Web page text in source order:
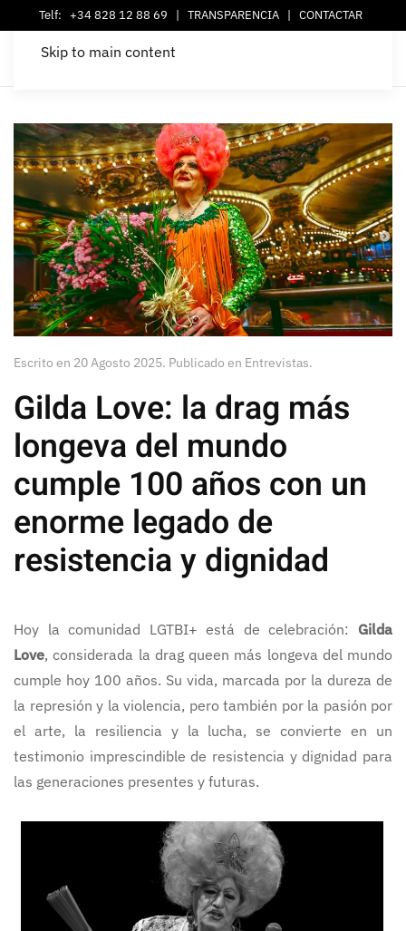
Telf: +34 828 12 88 69 | TRANSPARENCIA | CONTACTAR
Skip to main content
Escrito en 20 Agosto 2025. Publicado en Entrevistas.
Gilda Love: la drag más
longeva del mundo
cumple 100 años con un
enorme legado de
resistencia y dignidad
Hoy la comunidad LGTBI+ está de celebración: Gilda
Love, considerada la drag queen más longeva del mundo
cumple hoy 100 años. Su vida, marcada por la dureza de
la represión y la violencia, pero también por la pasión por
el arte, la resiliencia y la lucha, se convierte en un
testimonio imprescindible de resistencia y dignidad para
las generaciones presentes y futuras.